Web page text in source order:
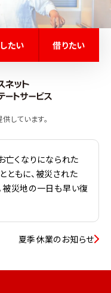
たい 借りたい
しています。
亡くなりになられた
ともに、被災された
被災地の一日も早い復
夏季休業のお知らせ